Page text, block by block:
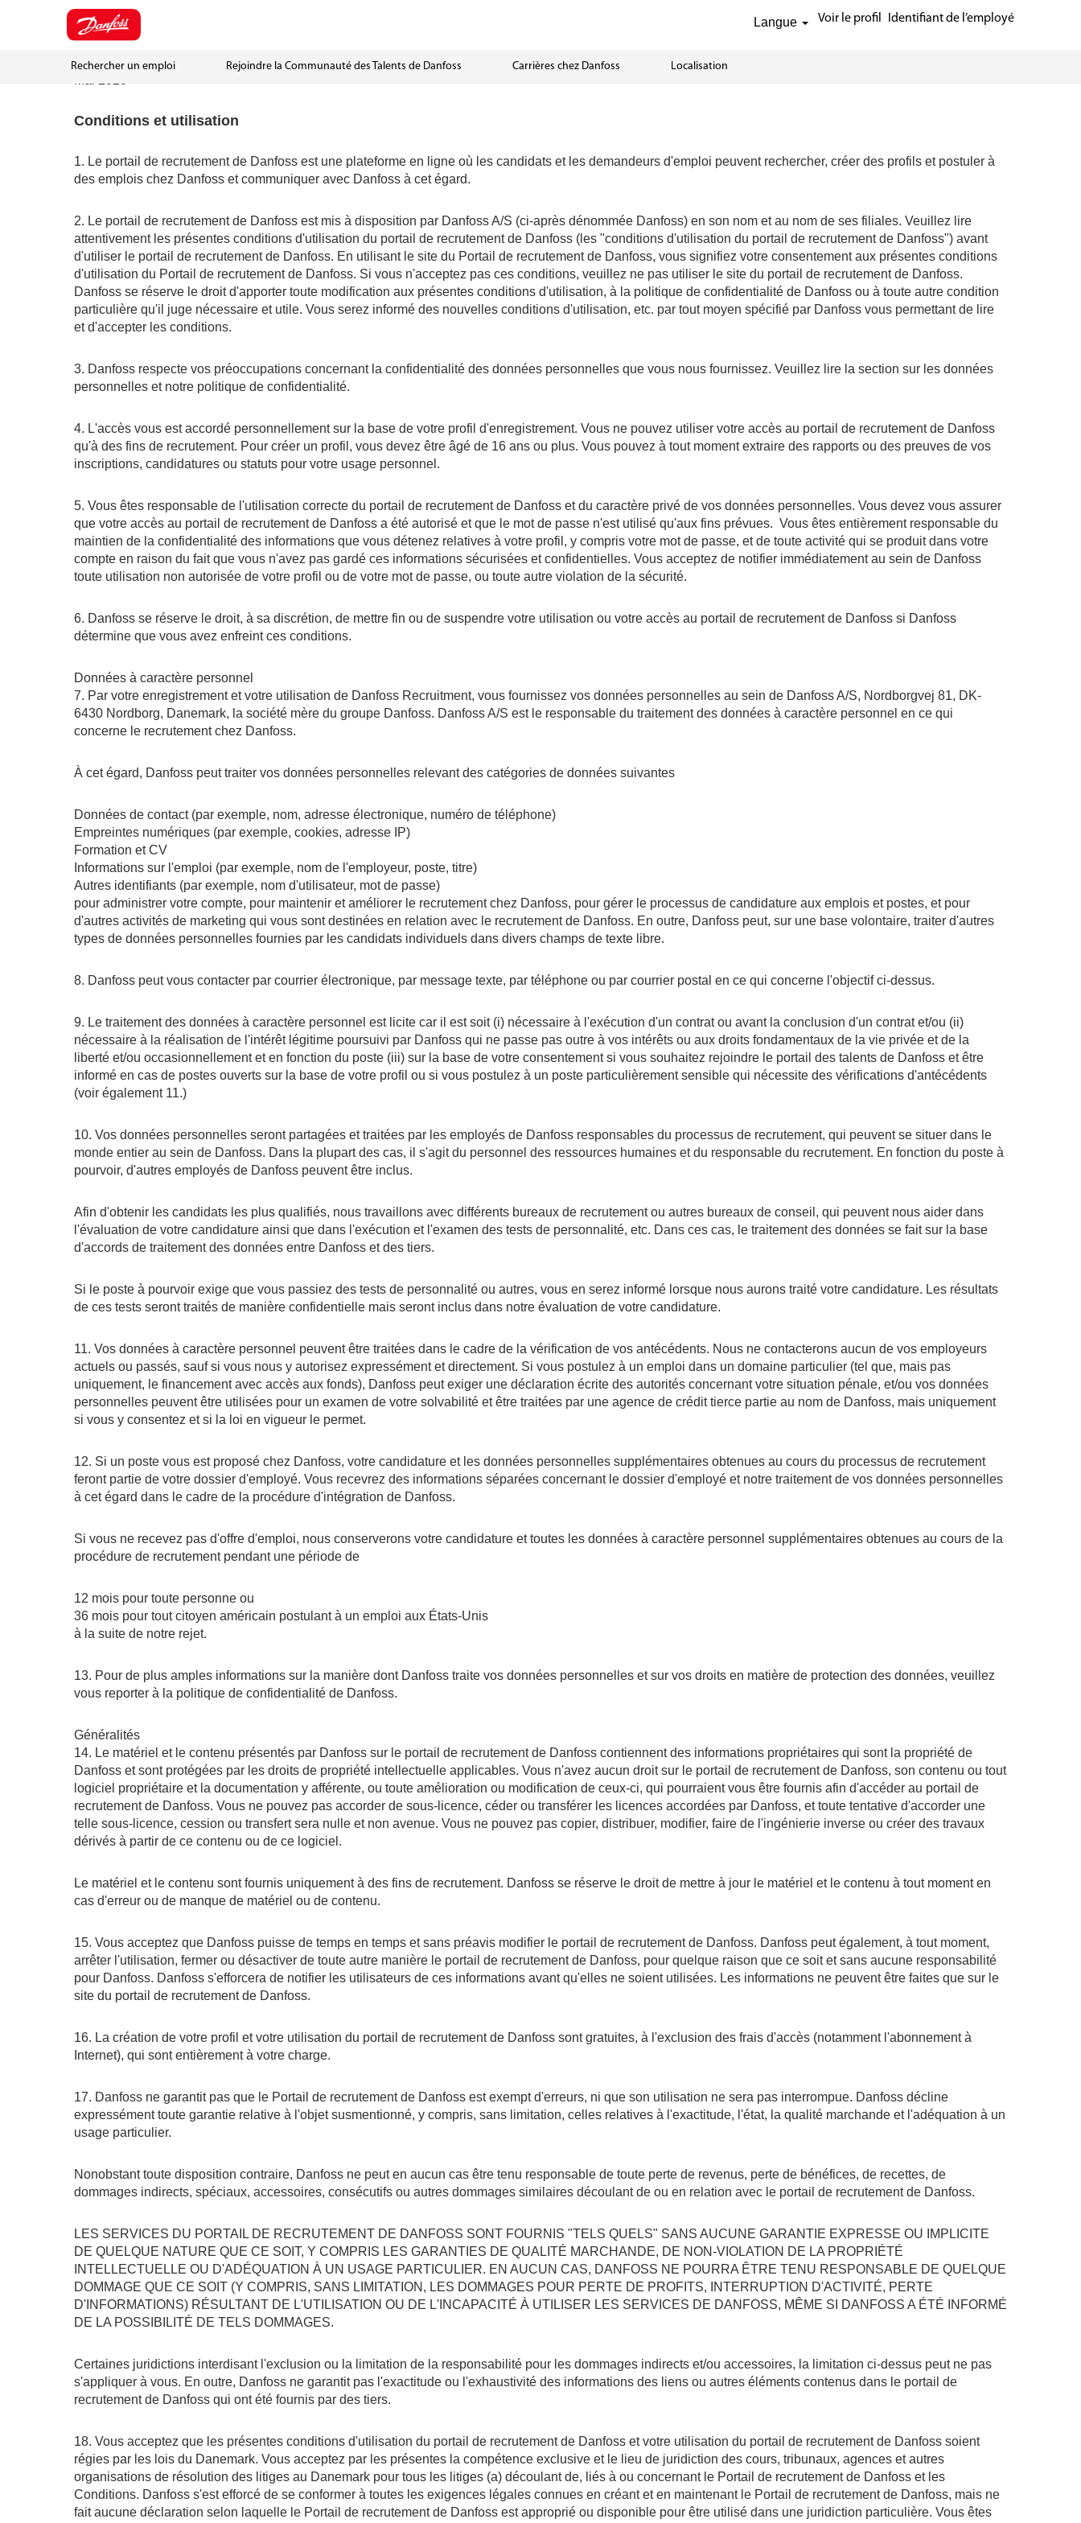
Langue Voir le profil Identifiant de l’employé
Rechercher un emploi Rejoindre la Communauté des Talents de Danfoss Carrières chez Danfoss Localisation
Conditions et utilisation
1. Le portail de recrutement de Danfoss est une plateforme en ligne où les candidats et les demandeurs d'emploi peuvent rechercher, créer des profils et postuler à
des emplois chez Danfoss et communiquer avec Danfoss à cet égard.
2. Le portail de recrutement de Danfoss est mis à disposition par Danfoss A/S (ci-après dénommée Danfoss) en son nom et au nom de ses filiales. Veuillez lire
attentivement les présentes conditions d'utilisation du portail de recrutement de Danfoss (les "conditions d'utilisation du portail de recrutement de Danfoss") avant
d'utiliser le portail de recrutement de Danfoss. En utilisant le site du Portail de recrutement de Danfoss, vous signifiez votre consentement aux présentes conditions
d'utilisation du Portail de recrutement de Danfoss. Si vous n'acceptez pas ces conditions, veuillez ne pas utiliser le site du portail de recrutement de Danfoss.
Danfoss se réserve le droit d'apporter toute modification aux présentes conditions d'utilisation, à la politique de confidentialité de Danfoss ou à toute autre condition
particulière qu'il juge nécessaire et utile. Vous serez informé des nouvelles conditions d'utilisation, etc. par tout moyen spécifié par Danfoss vous permettant de lire
et d'accepter les conditions.
3. Danfoss respecte vos préoccupations concernant la confidentialité des données personnelles que vous nous fournissez. Veuillez lire la section sur les données
personnelles et notre politique de confidentialité.
4. L'accès vous est accordé personnellement sur la base de votre profil d'enregistrement. Vous ne pouvez utiliser votre accès au portail de recrutement de Danfoss
qu'à des fins de recrutement. Pour créer un profil, vous devez être âgé de 16 ans ou plus. Vous pouvez à tout moment extraire des rapports ou des preuves de vos
inscriptions, candidatures ou statuts pour votre usage personnel.
5. Vous êtes responsable de l'utilisation correcte du portail de recrutement de Danfoss et du caractère privé de vos données personnelles. Vous devez vous assurer
que votre accès au portail de recrutement de Danfoss a été autorisé et que le mot de passe n'est utilisé qu'aux fins prévues. Vous êtes entièrement responsable du
maintien de la confidentialité des informations que vous détenez relatives à votre profil, y compris votre mot de passe, et de toute activité qui se produit dans votre
compte en raison du fait que vous n'avez pas gardé ces informations sécurisées et confidentielles. Vous acceptez de notifier immédiatement au sein de Danfoss
toute utilisation non autorisée de votre profil ou de votre mot de passe, ou toute autre violation de la sécurité.
6. Danfoss se réserve le droit, à sa discrétion, de mettre fin ou de suspendre votre utilisation ou votre accès au portail de recrutement de Danfoss si Danfoss
détermine que vous avez enfreint ces conditions.
Données à caractère personnel
7. Par votre enregistrement et votre utilisation de Danfoss Recruitment, vous fournissez vos données personnelles au sein de Danfoss A/S, Nordborgvej 81, DK-
6430 Nordborg, Danemark, la société mère du groupe Danfoss. Danfoss A/S est le responsable du traitement des données à caractère personnel en ce qui
concerne le recrutement chez Danfoss.
À cet égard, Danfoss peut traiter vos données personnelles relevant des catégories de données suivantes
Données de contact (par exemple, nom, adresse électronique, numéro de téléphone)
Empreintes numériques (par exemple, cookies, adresse IP)
Formation et CV
Informations sur l'emploi (par exemple, nom de l'employeur, poste, titre)
Autres identifiants (par exemple, nom d'utilisateur, mot de passe)
pour administrer votre compte, pour maintenir et améliorer le recrutement chez Danfoss, pour gérer le processus de candidature aux emplois et postes, et pour
d'autres activités de marketing qui vous sont destinées en relation avec le recrutement de Danfoss. En outre, Danfoss peut, sur une base volontaire, traiter d'autres
types de données personnelles fournies par les candidats individuels dans divers champs de texte libre.
8. Danfoss peut vous contacter par courrier électronique, par message texte, par téléphone ou par courrier postal en ce qui concerne l'objectif ci-dessus.
9. Le traitement des données à caractère personnel est licite car il est soit (i) nécessaire à l'exécution d'un contrat ou avant la conclusion d'un contrat et/ou (ii)
nécessaire à la réalisation de l'intérêt légitime poursuivi par Danfoss qui ne passe pas outre à vos intérêts ou aux droits fondamentaux de la vie privée et de la
liberté et/ou occasionnellement et en fonction du poste (iii) sur la base de votre consentement si vous souhaitez rejoindre le portail des talents de Danfoss et être
informé en cas de postes ouverts sur la base de votre profil ou si vous postulez à un poste particulièrement sensible qui nécessite des vérifications d'antécédents
(voir également 11.)
10. Vos données personnelles seront partagées et traitées par les employés de Danfoss responsables du processus de recrutement, qui peuvent se situer dans le
monde entier au sein de Danfoss. Dans la plupart des cas, il s'agit du personnel des ressources humaines et du responsable du recrutement. En fonction du poste à
pourvoir, d'autres employés de Danfoss peuvent être inclus.
Afin d'obtenir les candidats les plus qualifiés, nous travaillons avec différents bureaux de recrutement ou autres bureaux de conseil, qui peuvent nous aider dans
l'évaluation de votre candidature ainsi que dans l'exécution et l'examen des tests de personnalité, etc. Dans ces cas, le traitement des données se fait sur la base
d'accords de traitement des données entre Danfoss et des tiers.
Si le poste à pourvoir exige que vous passiez des tests de personnalité ou autres, vous en serez informé lorsque nous aurons traité votre candidature. Les résultats
de ces tests seront traités de manière confidentielle mais seront inclus dans notre évaluation de votre candidature.
11. Vos données à caractère personnel peuvent être traitées dans le cadre de la vérification de vos antécédents. Nous ne contacterons aucun de vos employeurs
actuels ou passés, sauf si vous nous y autorisez expressément et directement. Si vous postulez à un emploi dans un domaine particulier (tel que, mais pas
uniquement, le financement avec accès aux fonds), Danfoss peut exiger une déclaration écrite des autorités concernant votre situation pénale, et/ou vos données
personnelles peuvent être utilisées pour un examen de votre solvabilité et être traitées par une agence de crédit tierce partie au nom de Danfoss, mais uniquement
si vous y consentez et si la loi en vigueur le permet.
12. Si un poste vous est proposé chez Danfoss, votre candidature et les données personnelles supplémentaires obtenues au cours du processus de recrutement
feront partie de votre dossier d'employé. Vous recevrez des informations séparées concernant le dossier d'employé et notre traitement de vos données personnelles
à cet égard dans le cadre de la procédure d'intégration de Danfoss.
Si vous ne recevez pas d'offre d'emploi, nous conserverons votre candidature et toutes les données à caractère personnel supplémentaires obtenues au cours de la
procédure de recrutement pendant une période de
12 mois pour toute personne ou
36 mois pour tout citoyen américain postulant à un emploi aux États-Unis
à la suite de notre rejet.
13. Pour de plus amples informations sur la manière dont Danfoss traite vos données personnelles et sur vos droits en matière de protection des données, veuillez
vous reporter à la politique de confidentialité de Danfoss.
Généralités
14. Le matériel et le contenu présentés par Danfoss sur le portail de recrutement de Danfoss contiennent des informations propriétaires qui sont la propriété de
Danfoss et sont protégées par les droits de propriété intellectuelle applicables. Vous n'avez aucun droit sur le portail de recrutement de Danfoss, son contenu ou tout
logiciel propriétaire et la documentation y afférente, ou toute amélioration ou modification de ceux-ci, qui pourraient vous être fournis afin d'accéder au portail de
recrutement de Danfoss. Vous ne pouvez pas accorder de sous-licence, céder ou transférer les licences accordées par Danfoss, et toute tentative d'accorder une
telle sous-licence, cession ou transfert sera nulle et non avenue. Vous ne pouvez pas copier, distribuer, modifier, faire de l'ingénierie inverse ou créer des travaux
dérivés à partir de ce contenu ou de ce logiciel.
Le matériel et le contenu sont fournis uniquement à des fins de recrutement. Danfoss se réserve le droit de mettre à jour le matériel et le contenu à tout moment en
cas d'erreur ou de manque de matériel ou de contenu.
15. Vous acceptez que Danfoss puisse de temps en temps et sans préavis modifier le portail de recrutement de Danfoss. Danfoss peut également, à tout moment,
arrêter l'utilisation, fermer ou désactiver de toute autre manière le portail de recrutement de Danfoss, pour quelque raison que ce soit et sans aucune responsabilité
pour Danfoss. Danfoss s'efforcera de notifier les utilisateurs de ces informations avant qu'elles ne soient utilisées. Les informations ne peuvent être faites que sur le
site du portail de recrutement de Danfoss.
16. La création de votre profil et votre utilisation du portail de recrutement de Danfoss sont gratuites, à l'exclusion des frais d'accès (notamment l'abonnement à
Internet), qui sont entièrement à votre charge.
17. Danfoss ne garantit pas que le Portail de recrutement de Danfoss est exempt d'erreurs, ni que son utilisation ne sera pas interrompue. Danfoss décline
expressément toute garantie relative à l'objet susmentionné, y compris, sans limitation, celles relatives à l'exactitude, l'état, la qualité marchande et l'adéquation à un
usage particulier.
Nonobstant toute disposition contraire, Danfoss ne peut en aucun cas être tenu responsable de toute perte de revenus, perte de bénéfices, de recettes, de
dommages indirects, spéciaux, accessoires, consécutifs ou autres dommages similaires découlant de ou en relation avec le portail de recrutement de Danfoss.
LES SERVICES DU PORTAIL DE RECRUTEMENT DE DANFOSS SONT FOURNIS "TELS QUELS" SANS AUCUNE GARANTIE EXPRESSE OU IMPLICITE
DE QUELQUE NATURE QUE CE SOIT, Y COMPRIS LES GARANTIES DE QUALITÉ MARCHANDE, DE NON-VIOLATION DE LA PROPRIÉTÉ
INTELLECTUELLE OU D'ADÉQUATION À UN USAGE PARTICULIER. EN AUCUN CAS, DANFOSS NE POURRA ÊTRE TENU RESPONSABLE DE QUELQUE
DOMMAGE QUE CE SOIT (Y COMPRIS, SANS LIMITATION, LES DOMMAGES POUR PERTE DE PROFITS, INTERRUPTION D'ACTIVITÉ, PERTE
D'INFORMATIONS) RÉSULTANT DE L'UTILISATION OU DE L'INCAPACITÉ À UTILISER LES SERVICES DE DANFOSS, MÊME SI DANFOSS A ÉTÉ INFORMÉ
DE LA POSSIBILITÉ DE TELS DOMMAGES.
Certaines juridictions interdisant l'exclusion ou la limitation de la responsabilité pour les dommages indirects et/ou accessoires, la limitation ci-dessus peut ne pas
s'appliquer à vous. En outre, Danfoss ne garantit pas l'exactitude ou l'exhaustivité des informations des liens ou autres éléments contenus dans le portail de
recrutement de Danfoss qui ont été fournis par des tiers.
18. Vous acceptez que les présentes conditions d'utilisation du portail de recrutement de Danfoss et votre utilisation du portail de recrutement de Danfoss soient
régies par les lois du Danemark. Vous acceptez par les présentes la compétence exclusive et le lieu de juridiction des cours, tribunaux, agences et autres
organisations de résolution des litiges au Danemark pour tous les litiges (a) découlant de, liés à ou concernant le Portail de recrutement de Danfoss et les
Conditions. Danfoss s'est efforcé de se conformer à toutes les exigences légales connues en créant et en maintenant le Portail de recrutement de Danfoss, mais ne
fait aucune déclaration selon laquelle le Portail de recrutement de Danfoss est approprié ou disponible pour être utilisé dans une juridiction particulière. Vous êtes